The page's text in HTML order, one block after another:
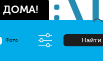
ДОМА!
Фото Найти